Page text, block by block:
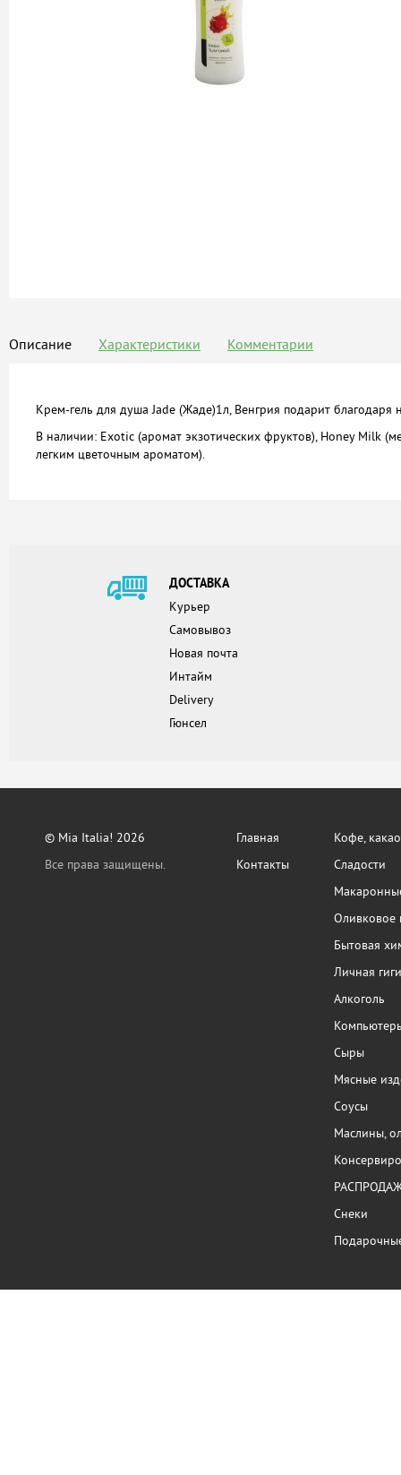
Описание Характеристики Комментарии
Крем-гель для душа Jade (Жаде)1л, Венгрия подарит
В наличии: Exotic (аромат экзотических фруктов), Honey Milk
легким цветочным ароматом).
ДОСТАВКА
Курьер
Самовывоз
Новая почта
Интайм
Delivery
Гюнсел
© Mia Italia! 2026
Все права защищены.
Главная
Контакты
Кофе,
Сладости
Оливковое
Бытовая
Личная
Алкоголь
Сыры
Мясные
Соусы
Маслины,
Снеки